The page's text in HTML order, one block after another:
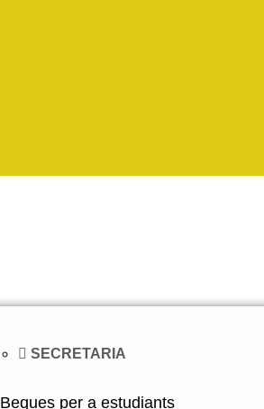
SECRETARIA
Beques per a estudiants